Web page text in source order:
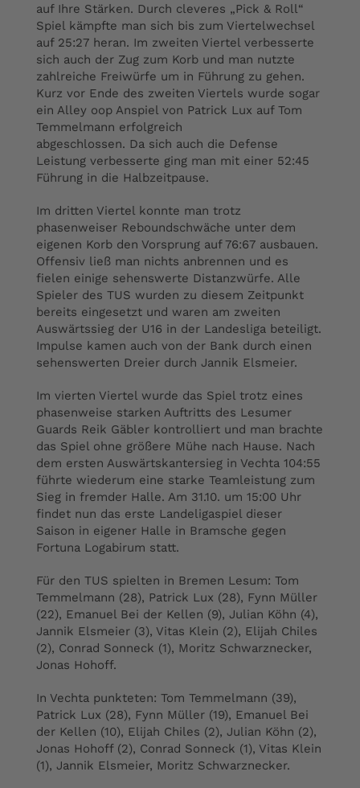
auf Ihre Stärken. Durch cleveres „Pick & Roll“
Spiel kämpfte man sich bis zum Viertelwechsel
auf 25:27 heran. Im zweiten Viertel verbesserte
sich auch der Zug zum Korb und man nutzte
zahlreiche Freiwürfe um in Führung zu gehen.
Kurz vor Ende des zweiten Viertels wurde sogar
ein Alley oop Anspiel von Patrick Lux auf Tom
Temmelmann erfolgreich
abgeschlossen. Da sich auch die Defense
Leistung verbesserte ging man mit einer 52:45
Führung in die Halbzeitpause.
Im dritten Viertel konnte man trotz
phasenweiser Reboundschwäche unter dem
eigenen Korb den Vorsprung auf 76:67 ausbauen.
Offensiv ließ man nichts anbrennen und es
fielen einige sehenswerte Distanzwürfe. Alle
Spieler des TUS wurden zu diesem Zeitpunkt
bereits eingesetzt und waren am zweiten
Auswärtssieg der U16 in der Landesliga beteiligt.
Impulse kamen auch von der Bank durch einen
sehenswerten Dreier durch Jannik Elsmeier.
Im vierten Viertel wurde das Spiel trotz eines
phasenweise starken Auftritts des Lesumer
Guards Reik Gäbler kontrolliert und man brachte
das Spiel ohne größere Mühe nach Hause. Nach
dem ersten Auswärtskantersieg in Vechta 104:55
führte wiederum eine starke Teamleistung zum
Sieg in fremder Halle. Am 31.10. um 15:00 Uhr
findet nun das erste Landeligaspiel dieser
Saison in eigener Halle in Bramsche gegen
Fortuna Logabirum statt.
Für den TUS spielten in Bremen Lesum: Tom
Temmelmann (28), Patrick Lux (28), Fynn Müller
(22), Emanuel Bei der Kellen (9), Julian Köhn (4),
Jannik Elsmeier (3), Vitas Klein (2), Elijah Chiles
(2), Conrad Sonneck (1), Moritz Schwarznecker,
Jonas Hohoff.
In Vechta punkteten: Tom Temmelmann (39),
Patrick Lux (28), Fynn Müller (19), Emanuel Bei
der Kellen (10), Elijah Chiles (2), Julian Köhn (2),
Jonas Hohoff (2), Conrad Sonneck (1), Vitas Klein
(1), Jannik Elsmeier, Moritz Schwarznecker.